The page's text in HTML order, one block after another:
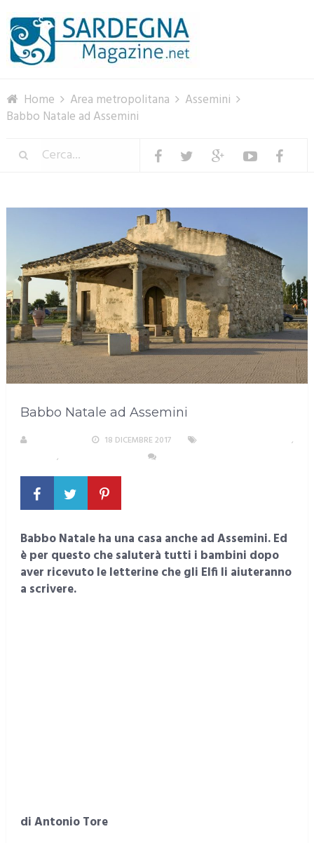
Home Area metropolitana
Assemini
Babbo Natale ad Assemini
Babbo Natale ad Assemini
18 DICEMBRE 2017
,
,
Babbo Natale ha una casa anche ad Assemini. Ed
è per questo che saluterà tutti i bambini dopo
aver ricevuto le letterine che gli Elfi li aiuteranno
a scrivere.
di Antonio Tore